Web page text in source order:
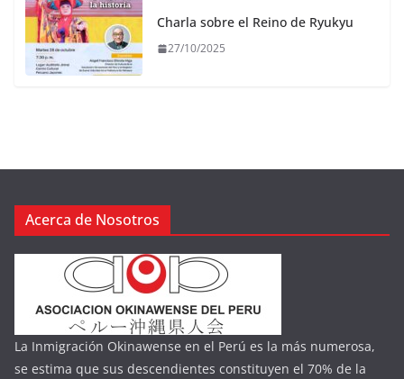
Charla sobre el Reino de Ryukyu
27/10/2025
Acerca de Nosotros
La Inmigración Okinawense en el Perú es la más numerosa,
se estima que sus descendientes constituyen el 70% de la